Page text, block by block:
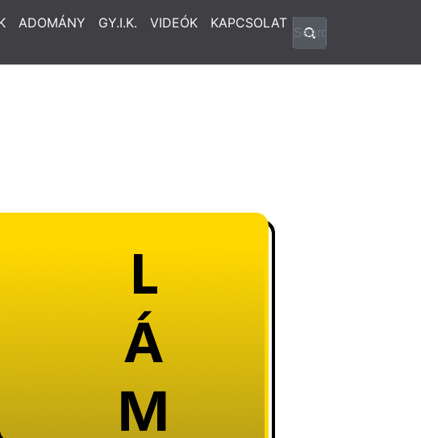
ADOMÁNY GY.I.K. VIDEÓK KAPCSOLAT